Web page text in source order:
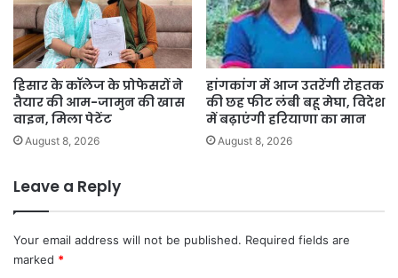
हिसार के कॉलेज के प्रोफेसरों ने
तैयार की आम-जामुन की खास
वाइन, मिला पेटेंट
August 8, 2026
हांगकांग में आज उतरेंगी रोहतक
की छह फीट लंबी बहू मेघा, विदेश
में बढ़ाएंगी हरियाणा का मान
August 8, 2026
Leave a Reply
Your email address will not be published. Required fields are
marked *